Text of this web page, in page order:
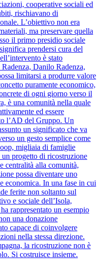
cooperative sociali ed
rischiavano di
L’obiettivo non era
ma preservare quella
il primo presidio sociale
prendersi cura del
è stato
Danilo Radenza,
limitarsi a produrre valore
puramente economico,
di ogni giorno verso il
è una comunità nella quale
ed essere
l’AD del Gruppo. Un
un significato che va
un gesto semplice come
migliaia di famiglie
progetto di ricostruzione
centralità alla comunità,
possa diventare uno
economica. In una fase in cui
ferite non soltanto sul
e sociale dell’Isola,
rappresentato un esempio
una donazione
capace di coinvolgere
nella stessa direzione.
la ricostruzione non è
Si costruisce insieme.